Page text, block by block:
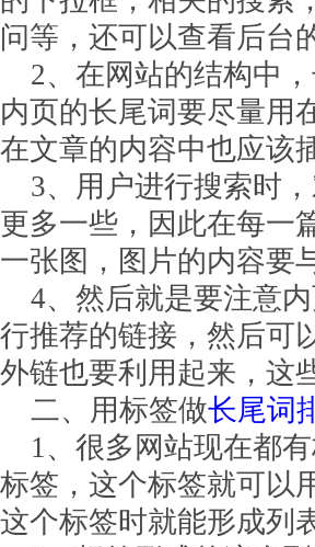
问等，还可以查看后台
2、在网站的结构中
内页的长尾词要尽量用
在文章的内容中也应该
3、用户进行搜索时
更多一些，因此在每一
一张图，图片的内容要
4、然后就是要注意
行推荐的链接，然后可
外链也要利用起来，这
二、用标签做长尾词
1、很多网站现在都
标签，这个标签就可以
这个标签时就能形成列